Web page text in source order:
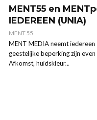
MENT55 en
IEDEREEN (UNIA)
MENT 55
MENT MEDIA neemt
geestelijke beperking zijn
Afkomst, huidskleur...